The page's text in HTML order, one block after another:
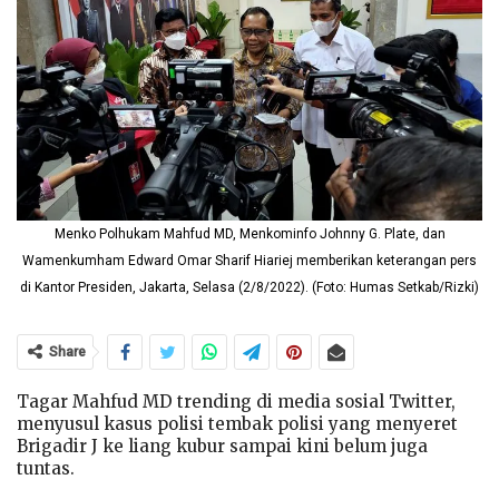
Menko Polhukam Mahfud MD, Menkominfo Johnny G. Plate, dan
Wamenkumham Edward Omar Sharif Hiariej memberikan keterangan pers
di Kantor Presiden, Jakarta, Selasa (2/8/2022). (Foto: Humas Setkab/Rizki)
Share
Tagar Mahfud MD trending di media sosial Twitter,
menyusul kasus polisi tembak polisi yang menyeret
Brigadir J ke liang kubur sampai kini belum juga
tuntas.